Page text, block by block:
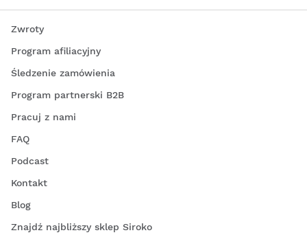
Zwroty
Program afiliacyjny
Śledzenie zamówienia
Program partnerski B2B
Pracuj z nami
FAQ
Podcast
Kontakt
Blog
Znajdź najbliższy sklep Siroko